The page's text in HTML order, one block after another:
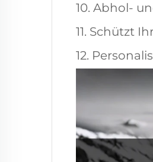
10. Abhol-
11. Schützt
12.